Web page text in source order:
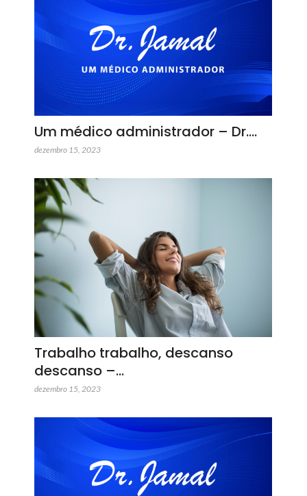
Um médico administrador – Dr.…
dezembro 15, 2023
Trabalho trabalho, descanso
descanso –…
dezembro 15, 2023